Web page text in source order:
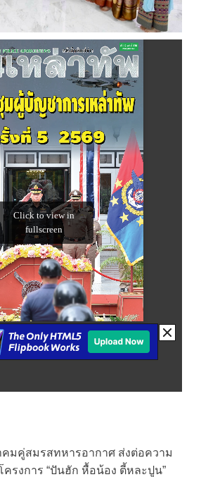
คมคู่สมรสทหารอากาศ ส่งต่อความ
ครงการ “ปันฮัก หื้อน้อง ตี้หละปูน”